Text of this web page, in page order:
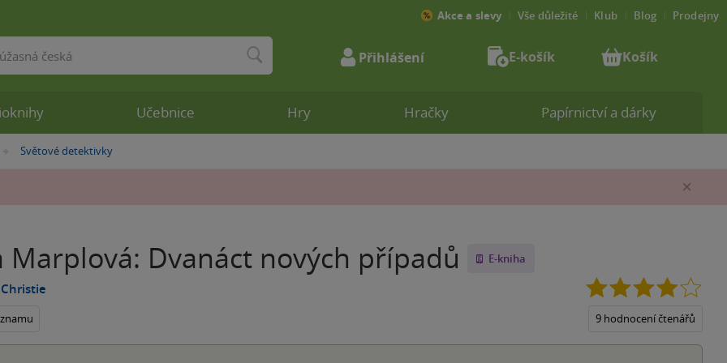
»
Světové detektivky
Marplová: Dvanáct nových případů E-kniha
9 hodnocení čtenářů
Učebnice Hry Hračky Papírnictví a dárky
Akce a slevy Vše důležité Klub Blog Prodejny
Přihlášení E-košík Košík